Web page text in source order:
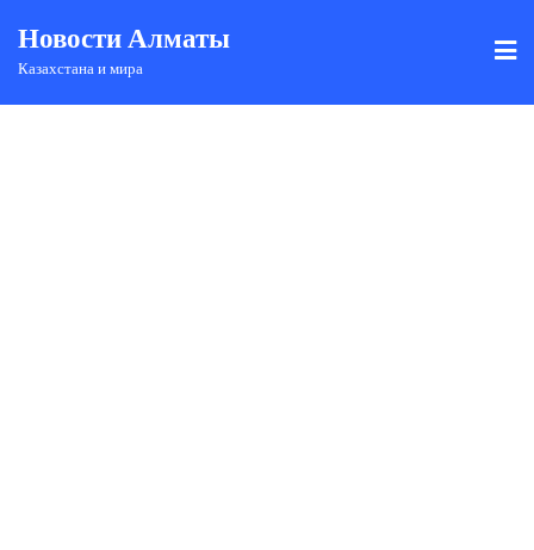
Новости Алматы
Казахстана и мира